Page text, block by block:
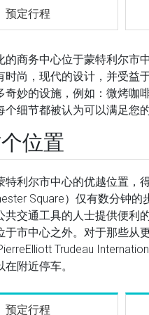
预定行程
的商务中心位于蒙特利尔市
时尚，现代的设计，并受益
奇妙的设施，例如：微烤咖
个细节都被认为可以满足您
位置
特利尔市中心的优越位置，
Square）仅有数分钟
共交通工具的人士提供便利
于市中心之外。对于那些从
Trudeau
附近停车。
预定行程